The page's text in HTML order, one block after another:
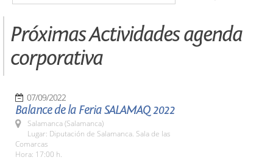
Próximas Actividades agenda
corporativa
07/09/2022
Balance de la Feria SALAMAQ 2022
Salamanca (Salamanca)
Lugar: Diputación de Salamanca. Sala de las
Comarcas
Hora: 17:00 h.